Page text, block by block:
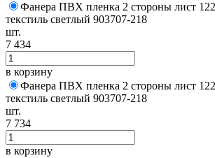
Фанера ПВХ пленка 2 стороны лист
текстиль светлый 903707-218
шт.
7 434
в корзину
Фанера ПВХ пленка 2 стороны лист
текстиль светлый 903707-218
шт.
7 734
в корзину